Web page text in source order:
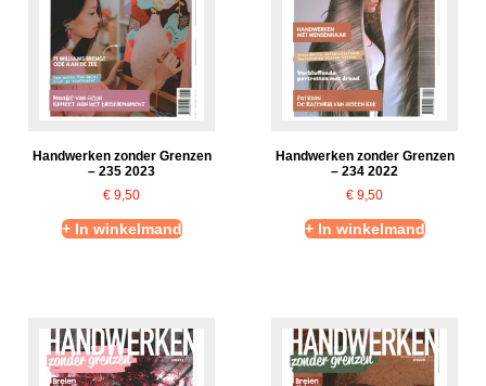
Handwerken zonder Grenzen
– 235 2023
€ 9,50
+ In winkelmand
Handwerken zonder Grenzen
– 234 2022
€ 9,50
+ In winkelmand